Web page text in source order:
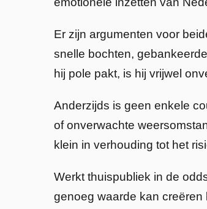
Er zijn argumenten voor
snelle bochten,
hij pole pakt, is hij vrijwel
Anderzijds is geen enkele
of onverwachte
klein in verhouding tot het
Werkt thuispubliek in de
genoeg waarde kan